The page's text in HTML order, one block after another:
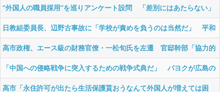
仕込まれていた
“外国人の職員採用”を巡りアンケート設問 「差別にはあたらない」
として公表する方針を決定 三重県
日教組委員長、辺野古事故に「学校が責めを負うのは当然だ」 平和
教育は「存在意義」
高市政権、エース級の財務官僚・一松旬氏を左遷 官邸幹部「協力的
でなかったから」
「中国への侵略戦争に突入するための戦争式典だ」 パヨクが広島の
平和記念式典に反対する理由が判明
高市「永住許可が出たら生活保護貰おうなんて外国人が増えては困